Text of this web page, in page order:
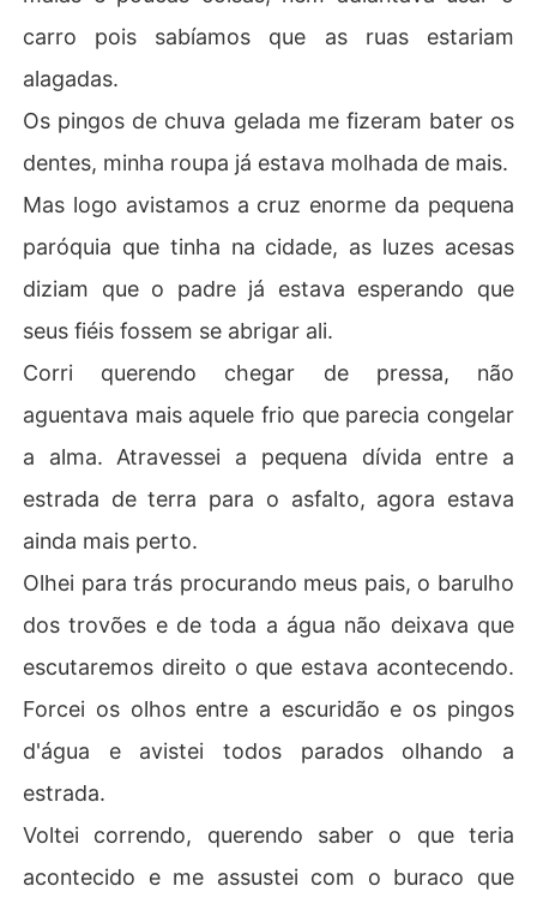
carro pois sabíamos que as ruas estariam
alagadas.
Os pingos de chuva gelada me fizeram bater os
dentes, minha roupa já estava molhada de mais.
Mas logo avistamos a cruz enorme da pequena
paróquia que tinha na cidade, as luzes acesas
diziam que o padre já estava esperando que
seus fiéis fossem se abrigar ali.
Corri querendo chegar de pressa, não
aguentava mais aquele frio que parecia congelar
a alma. Atravessei a pequena dívida entre a
estrada de terra para o asfalto, agora estava
ainda mais perto.
Olhei para trás procurando meus pais, o barulho
dos trovões e de toda a água não deixava que
escutaremos direito o que estava acontecendo.
Forcei os olhos entre a escuridão e os pingos
d'água e avistei todos parados olhando a
estrada.
Voltei correndo, querendo saber o que teria
acontecido e me assustei com o buraco que